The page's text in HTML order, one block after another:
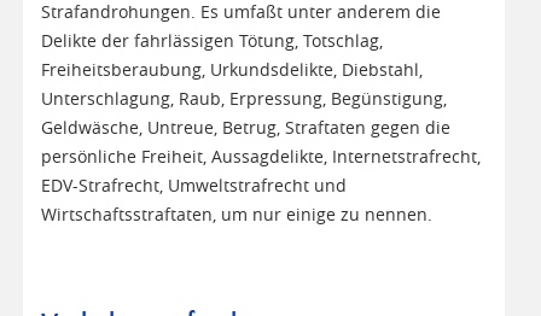
Strafandrohungen. Es umfaßt unter anderem die
Delikte der fahrlässigen Tötung, Totschlag,
Freiheitsberaubung, Urkundsdelikte, Diebstahl,
Unterschlagung, Raub, Erpressung, Begünstigung,
Geldwäsche, Untreue, Betrug, Straftaten gegen die
persönliche Freiheit, Aussagdelikte, Internetstrafrecht,
EDV-Strafrecht, Umweltstrafrecht und
Wirtschaftsstraftaten, um nur einige zu nennen.